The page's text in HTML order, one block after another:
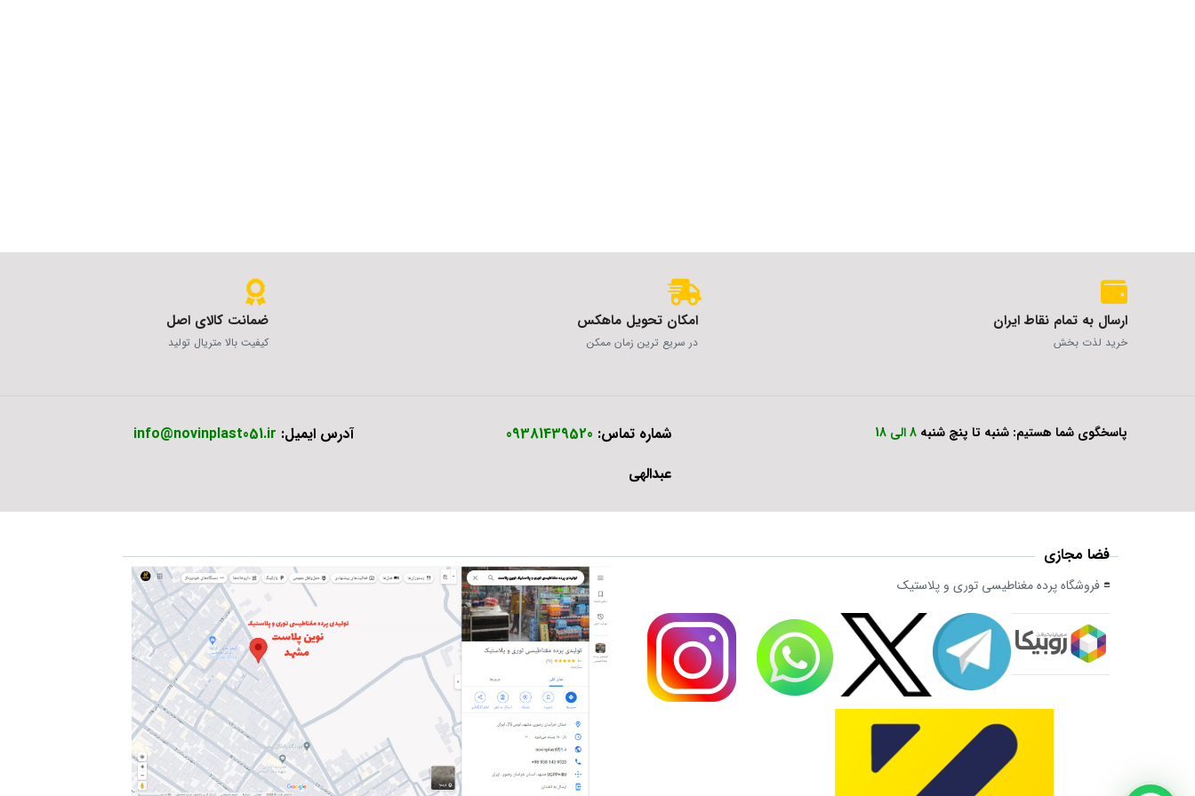
ارسال به تمام نقاط ایران
خرید لذت بخش
امکان تحویل ماهکس
در سریع ترین زمان ممکن
ضمانت کالای اصل
کیفیت بالا متریال تولید
پاسخگوی شما هستیم: شنبه تا پنچ شنبه 8 الی 18 شماره تماس: 09381439520
عبدالهی
آدرس ایمیل: info@novinplast051.ir
فضا مجازی
فروشگاه پرده مغناطیسی توری و پلاستیک